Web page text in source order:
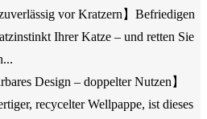
vor Kratzern】Befriedigen
Ihrer Katze – und retten Sie
Design – doppelter Nutzen】
recycelter Wellpappe, ist dieses